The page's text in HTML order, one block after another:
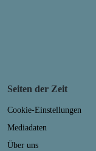
Seiten der Zeit
Cookie-Einstellungen
Mediadaten
Über uns